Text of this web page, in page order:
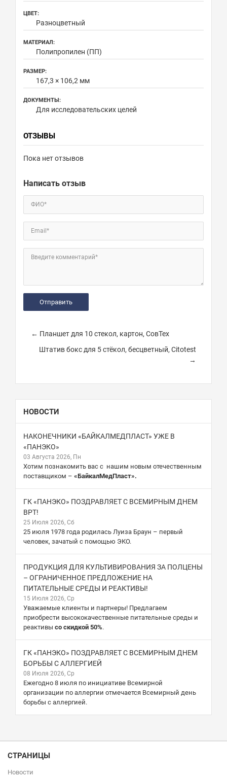
ЦВЕТ:
Разноцветный
МАТЕРИАЛ:
Полипропилен (ПП)
РАЗМЕР:
167,3 × 106,2 мм
ДОКУМЕНТЫ:
Для исследовательских целей
ОТЗЫВЫ
Пока нет отзывов
Написать отзыв
ФИО*
Email*
Введите комментарий*
← Планшет для 10 стекол, картон, СовТех
Штатив бокс для 5 стёкол, бесцветный, Citotest
→
НОВОСТИ
НАКОНЕЧНИКИ «БАЙКАЛМЕДПЛАСТ» УЖЕ В
«ПАНЭКО»
03 Августа 2026, Пн
Хотим познакомить вас с нашим новым отечественным
поставщиком – «БайкалМедПласт».
ГК «ПАНЭКО» ПОЗДРАВЛЯЕТ С ВСЕМИРНЫМ ДНЕМ
ВРТ!
25 Июля 2026, Сб
25 июля 1978 года родилась Луиза Браун – первый
человек, зачатый с помощью ЭКО.
ПРОДУКЦИЯ ДЛЯ КУЛЬТИВИРОВАНИЯ ЗА ПОЛЦЕНЫ
– ОГРАНИЧЕННОЕ ПРЕДЛОЖЕНИЕ НА
ПИТАТЕЛЬНЫЕ СРЕДЫ И РЕАКТИВЫ!
15 Июля 2026, Ср
Уважаемые клиенты и партнеры! Предлагаем
приобрести высококачественные питательные среды и
реактивы со скидкой 50%.
ГК «ПАНЭКО» ПОЗДРАВЛЯЕТ С ВСЕМИРНЫМ ДНЕМ
БОРЬБЫ С АЛЛЕРГИЕЙ
08 Июля 2026, Ср
Ежегодно 8 июля по инициативе Всемирной
организации по аллергии отмечается Всемирный день
борьбы с аллергией.
СТРАНИЦЫ
Новости